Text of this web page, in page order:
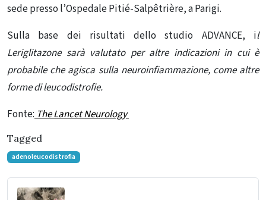
sede presso l’Ospedale Pitié-Salpêtrière, a Parigi.
Sulla base dei risultati dello studio ADVANCE, il
Leriglitazone sarà valutato per altre indicazioni in cui è
probabile che agisca sulla neuroinfiammazione, come altre
forme di leucodistrofie.
Fonte:The Lancet Neurology
Tagged
adenoleucodistrofia